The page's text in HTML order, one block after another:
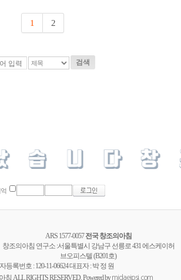
1 2
검색
ARS 1577-0057전국 창조의아침
창조의아침 연구소 :서울특별시 강남구 선릉로 431 에스케이허
브오피스텔 (B201호)
등록번호 : 120-11-06624 대표자 : 박 정 원
ALL RIGHTS RESERVED. Powered bymidaeipsi.com